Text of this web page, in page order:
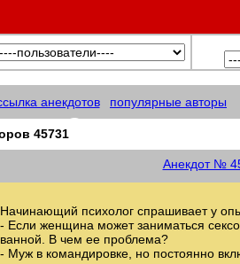
анекдотов популярные авторы
45731
Анекдот №
Начинающий психолог спрашивает у
- Если женщина может заниматься
ванной. В чем ее проблема?
- Муж в командировке, но постоянно